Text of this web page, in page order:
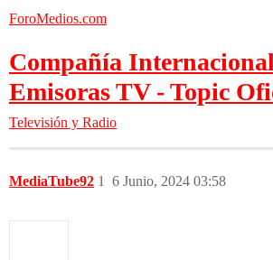
ForoMedios.com
Compañía
Emisoras TV - Topic
Televisión y Radio
MediaTube92 6 Junio, 2024 03:58
1